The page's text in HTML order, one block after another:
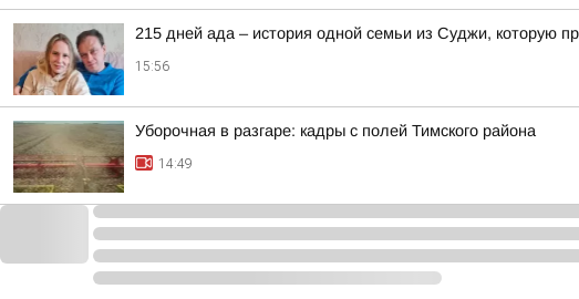
215 дней ада – история одной семьи из Суджи, которую
15:56
Уборочная в разгаре: кадры с полей Тимского района
14:49